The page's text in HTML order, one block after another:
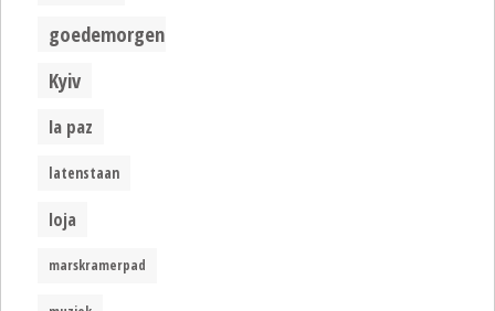
goedemorgen
Kyiv
la paz
latenstaan
loja
marskramerpad